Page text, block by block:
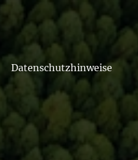
Datenschutzhinweise